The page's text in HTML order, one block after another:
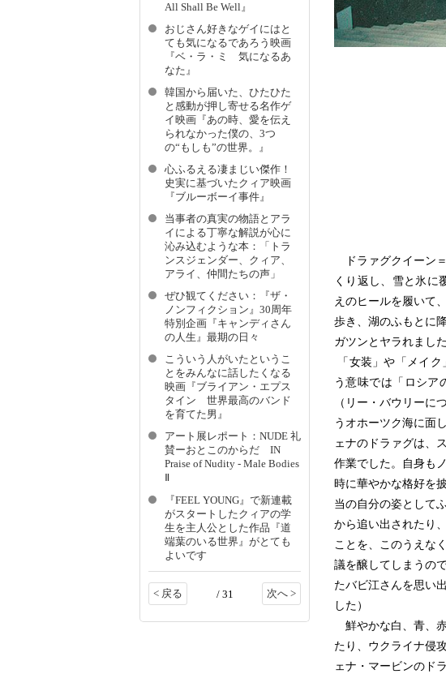
ドラァグクイーン
くり返し、雪と氷に
えのヒールを履いて
歩き、湖のふもとに
ガツンとヤラれまし
「女装」や「メイ
う意味では「ロシア
（リー・バウリーに
うオホーツク海に面
ェナのドラァグは、
作業でした。自身も
時に華やかな格好を
当の自分の姿として
から追い出されたり
ことを、このうえな
議を醸してしまうの
たバビ江さんを思い
した）
鮮やかな白、青、
たり、ウクライナ侵
ェナ・マービンのド
All Shall Be Well』
おじさん好きなゲイにはと
ても気になるであろう映画
『ベ・ラ・ミ 気になるあ
なた』
韓国から届いた、ひたひた
と感動が押し寄せる名作ゲ
イ映画『あの時、愛を伝え
られなかった僕の、3つ
の“もしも”の世界。』
心ふるえる凄まじい傑作！
史実に基づいたクィア映画
『ブルーボーイ事件』
当事者の真実の物語とアラ
イによる丁寧な解説が心に
沁み込むような本：「トラ
ンスジェンダー、クィア、
アライ、仲間たちの声」
ぜひ観てください：『ザ・
ノンフィクション』30周年
特別企画『キャンディさん
の人生』最期の日々
こういう人がいたというこ
とをみんなに話したくなる
映画『ブライアン・エプス
タイン 世界最高のバンド
を育てた男』
アート展レポート：NUDE 礼
賛ーおとこのからだ IN
Praise of Nudity - Male Bodies
『FEEL YOUNG』で新連載
がスタートしたクィアの学
生を主人公とした作品『道
端葉のいる世界』がとても
よいです
< 戻る / 31 次へ >